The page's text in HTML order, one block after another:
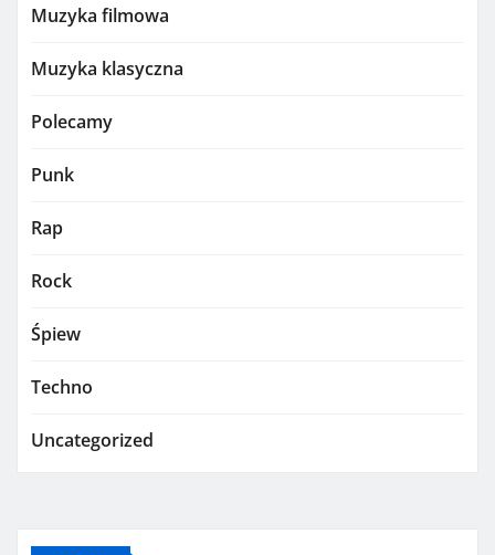
Muzyka filmowa
Muzyka klasyczna
Polecamy
Punk
Rap
Rock
Śpiew
Techno
Uncategorized